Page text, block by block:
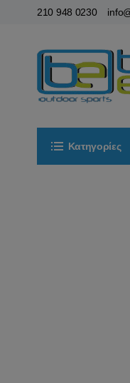
210 948 0230
Κατηγορίες